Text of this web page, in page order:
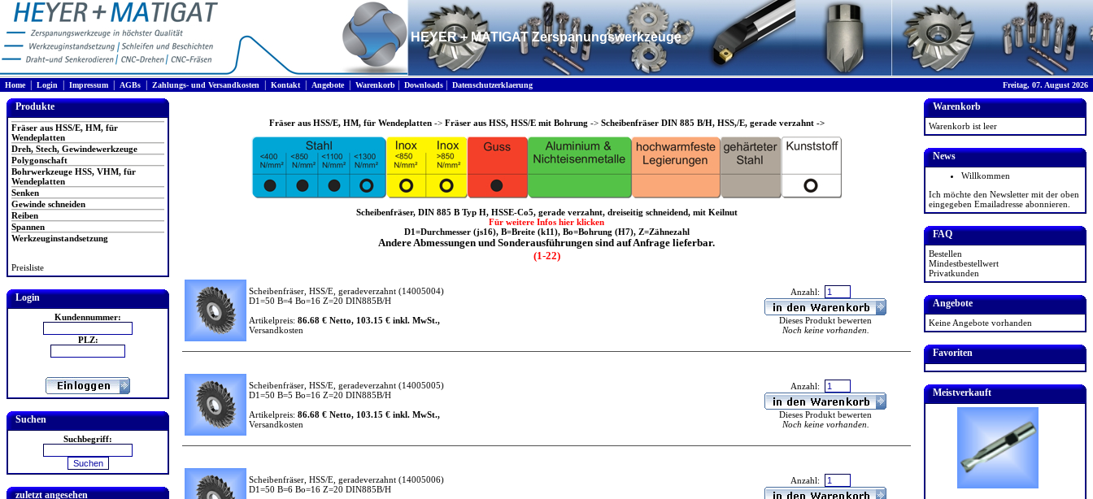
HEYER + MATIGAT Zerspanungswerkzeuge
Home| Login Impressum AGBs Zahlungs- und Versandkosten Kontakt| Angebote| Warenkorb Downloads Datenschutzerklaerung Freitag, 07. August 2026
Produkte
Fräser aus HSS/E, HM, für
Wendeplatten
Dreh, Stech, Gewindewerkzeuge
Polygonschaft
Bohrwerkzeuge HSS, VHM, für
Wendeplatten
Senken
Gewinde schneiden
Reiben
Spannen
Werkzeuginstandsetzung
Preisliste
Login
Kundennummer:
PLZ:
Suchen
Suchbegriff:
zuletzt angesehen
Fräser aus HSS/E, HM, für Wendeplatten-> Fräser aus HSS, HSS/E mit Bohrung -> Scheibenfräser DIN 885 B/H, HSS,/E, gerade verzahnt->
Scheibenfräser, DIN 885 B Typ H, HSSE-Co5, gerade verzahnt, dreiseitig schneidend, mit Keilnut
Für weitere Infos hier klicken
D1=Durchmesser (js16), B=Breite (k11), Bo=Bohrung (H7), Z=Zähnezahl
Andere Abmessungen und Sonderausführungen sind auf Anfrage lieferbar.
(1-22)
Scheibenfräser, HSS/E, geradeverzahnt (14005004)
D1=50 B=4 Bo=16 Z=20 DIN885B/H
Artikelpreis: 86.68 € Netto, 103.15 € inkl. MwSt.,
Versandkosten
Anzahl:
Dieses Produkt bewerten
Noch keine vorhanden.
Scheibenfräser, HSS/E, geradeverzahnt (14005005)
D1=50 B=5 Bo=16 Z=20 DIN885B/H
Artikelpreis: 86.68 € Netto, 103.15 € inkl. MwSt.,
Versandkosten
Anzahl:
Dieses Produkt bewerten
Noch keine vorhanden.
Scheibenfräser, HSS/E, geradeverzahnt (14005006)
D1=50 B=6 Bo=16 Z=20 DIN885B/H
Anzahl:
Warenkorb
Warenkorb ist leer
News
Willkommen
Ich möchte den Newsletter mit der oben
eingegeben Emailadresse abonnieren.
FAQ
Bestellen
Mindestbestellwert
Privatkunden
Angebote
Keine Angebote vorhanden
Favoriten
Meistverkauft